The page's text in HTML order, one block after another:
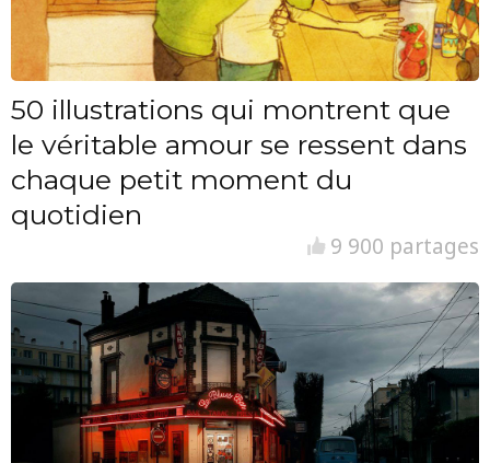
50 illustrations qui montrent que
le véritable amour se ressent dans
chaque petit moment du
quotidien
9 900 partages